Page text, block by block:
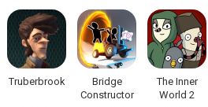
Truberbrook
Bridge
Constructor
The Inner
World 2